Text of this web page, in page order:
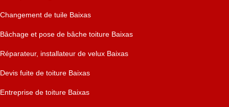
Changement de tuile Baixas
Bâchage et pose de bâche toiture Baixas
Réparateur, installateur de velux Baixas
Devis fuite de toiture Baixas
Entreprise de toiture Baixas